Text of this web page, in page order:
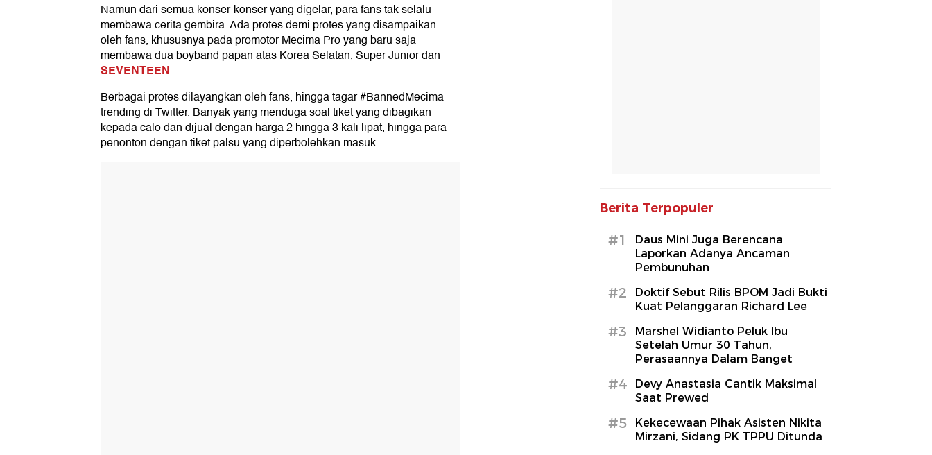
Namun dari semua konser-konser yang digelar, para fans tak selalu
membawa cerita gembira. Ada protes demi protes yang disampaikan
oleh fans, khususnya pada promotor Mecima Pro yang baru saja
membawa dua boyband papan atas Korea Selatan, Super Junior dan
SEVENTEEN.
Berbagai protes dilayangkan oleh fans, hingga tagar #BannedMecima
trending di Twitter. Banyak yang menduga soal tiket yang dibagikan
kepada calo dan dijual dengan harga 2 hingga 3 kali lipat, hingga para
penonton dengan tiket palsu yang diperbolehkan masuk.
Berita Terpopuler
#1
Daus Mini Juga Berencana
Laporkan Adanya Ancaman
Pembunuhan
#2
Doktif Sebut Rilis BPOM Jadi Bukti
Kuat Pelanggaran Richard Lee
#3
Marshel Widianto Peluk Ibu
Setelah Umur 30 Tahun,
Perasaannya Dalam Banget
#4
Devy Anastasia Cantik Maksimal
Saat Prewed
#5
Kekecewaan Pihak Asisten Nikita
Mirzani, Sidang PK TPPU Ditunda